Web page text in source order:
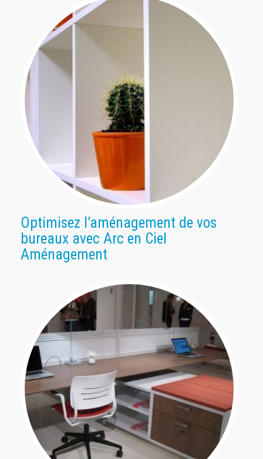
Optimisez l’aménagement de vos
bureaux avec Arc en Ciel
Aménagement